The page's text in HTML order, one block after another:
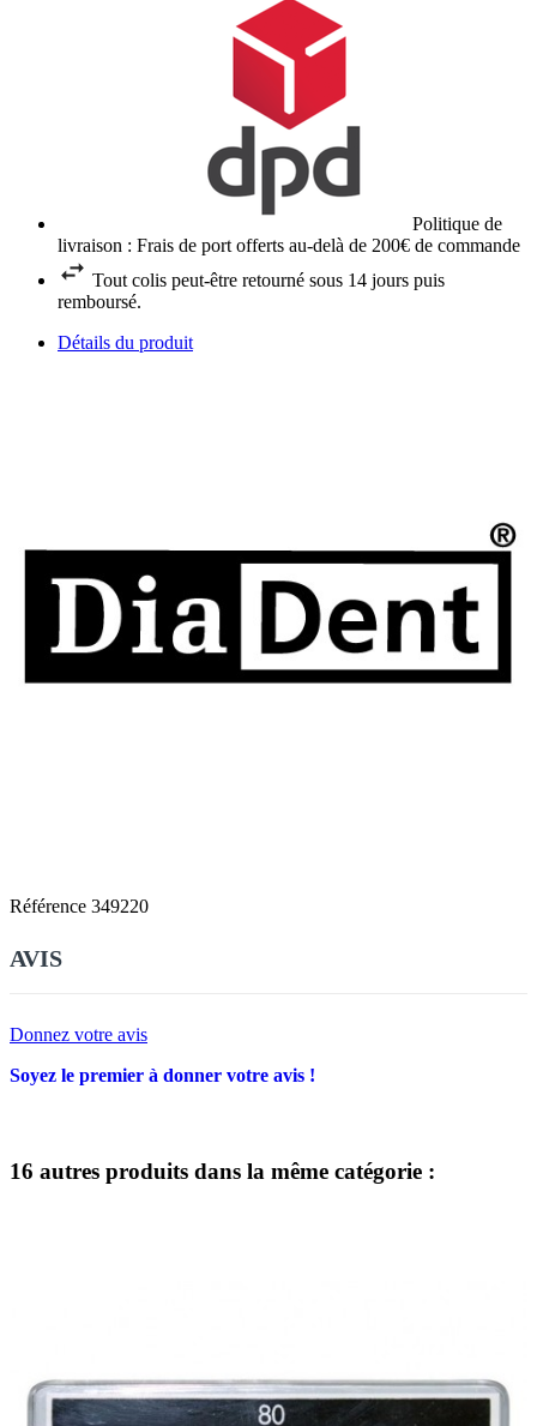
Politique de
livraison : Frais de port offerts au-delà de 200€ de commande
Tout colis peut-être retourné sous 14 jours puis
remboursé.
Détails du produit
Référence 349220
AVIS
Donnez votre avis
Soyez le premier à donner votre avis !
16 autres produits dans la même catégorie :